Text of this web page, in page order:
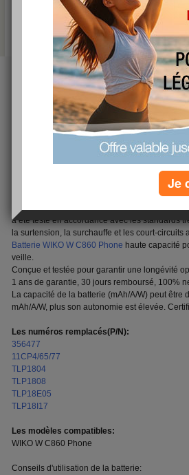
Batterie Wiko TLP1804restez productif
batterie standard. Cette
batterie pour WIKO W
rapidement pour vous l'accessoire
toutes circonstances. Meilleure qualite, prix
Batterie Wiko TLP1804 pour WIKO W C860
Wiko TLP1804 Les Spécifications:
Marque: Wiko
Garantie:Garantie de 1 an et remboursement
Ce Batterie pour Wiko TLP1804 contient des
a été testé en accordance avec les standards
la surtension, la surchauffe et les court-
Batterie WIKO W C860 Phone haute capacité
veille.
Conçue et testée pour garantir une longévité
1 ans de garantie, 30 jours remboursé, 100%
La capacité de la batterie (mAh/A/W) peut être
mAh/A/W, plus son autonomie est élevée.
Les numéros remplacés(P/N):
356477
11CP4/65/77
TLP1804
TLP1808
TLP18E05
TLP18I17
Les modèles compatibles:
WIKO W C860 Phone
Conseils d'utilisation de la batterie:
Je